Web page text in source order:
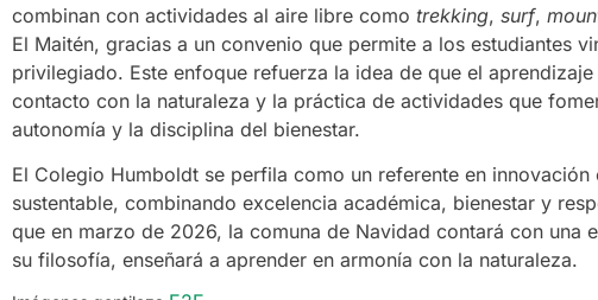
combinan con actividades al aire libre como trekking, surf,
El Maitén, gracias a un convenio que permite a los estudiantes
privilegiado. Este enfoque refuerza la idea de que el
contacto con la naturaleza y la práctica de actividades que
autonomía y la disciplina del bienestar.
El Colegio Humboldt se perfila como un referente en
sustentable, combinando excelencia académica, bienestar y
que en marzo de 2026, la comuna de Navidad contará con una
su filosofía, enseñará a aprender en armonía con la naturaleza.